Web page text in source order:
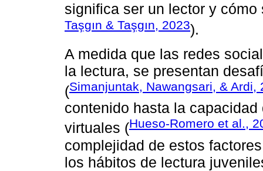
significa ser un lector y
Taşgın & Taşgın, 2023).
A medida que las redes
la lectura, se presentan
(Simanjuntak, Nawangsari, & Ardi,
contenido hasta la
virtuales (Hueso-Romero et al.,
complejidad de estos
los hábitos de lectura